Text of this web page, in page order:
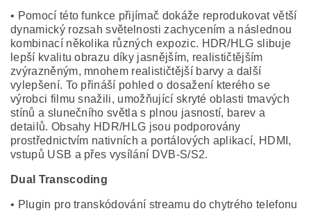
• Pomocí této funkce přijímač dokáže reprodukovat větší
dynamický rozsah světelnosti zachycením a následnou
kombinací několika různých expozic. HDR/HLG slibuje
lepší kvalitu obrazu díky jasnějším, realističtějším
zvýrazněným, mnohem realističtější barvy a další
vylepšení. To přináší pohled o dosažení kterého se
výrobci filmu snažili, umožňující skryté oblasti tmavých
stínů a slunečního světla s plnou jasností, barev a
detailů. Obsahy HDR/HLG jsou podporovány
prostřednictvím nativních a portálových aplikací, HDMI,
vstupů USB a přes vysílání DVB-S/S2.
Dual Transcoding
• Plugin pro transkódování streamu do chytrého telefonu